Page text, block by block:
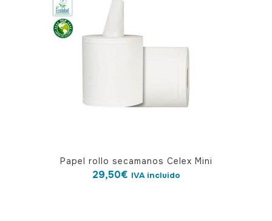
Papel rollo secamanos Celex Mini
29,50€ IVA incluido